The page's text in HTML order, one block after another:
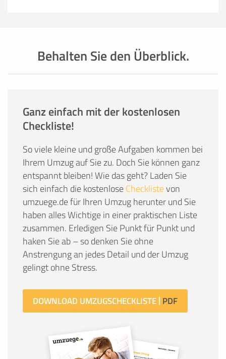
Behalten Sie den Überblick.
Ganz einfach mit der kostenlosen
Checkliste!
So viele kleine und große Aufgaben kommen bei
Ihrem Umzug auf Sie zu. Doch Sie können ganz
entspannt bleiben! Wie das geht? Laden Sie
sich einfach die kostenloseChecklistevon
umzuege.de für Ihren Umzug herunter und Sie
haben alles Wichtige in einer praktischen Liste
zusammen. Erledigen Sie Punkt für Punkt und
haken Sie ab – so denken Sie ohne
Anstrengung an jedes Detail und der Umzug
gelingt ohne Stress.
DOWNLOAD UMZUGSCHECKLISTE